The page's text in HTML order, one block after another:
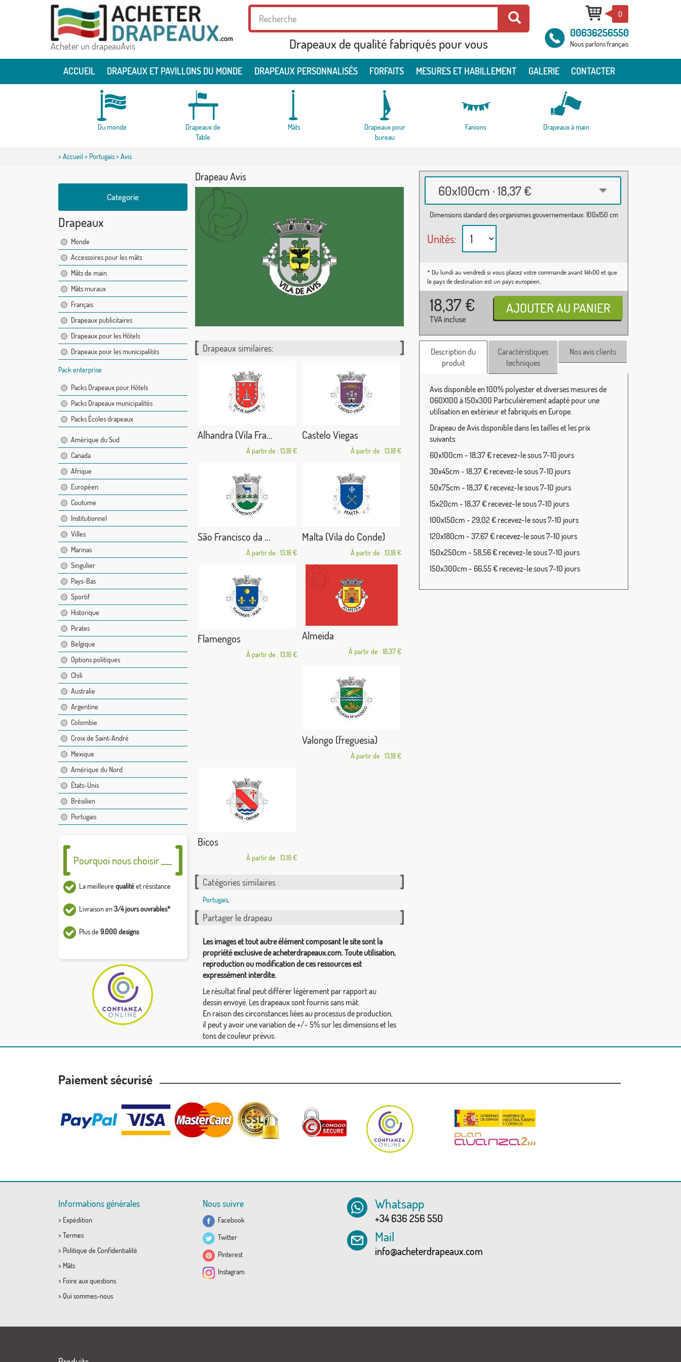
Acheter un drapeauAvis Drapeaux de qualité fabriqués pour vous
0
00636256550
Nous parlons français
ACCUEIL DRAPEAUX ET PAVILLONS DU MONDE DRAPEAUX PERSONNALISÉS FORFAITS MESURES ET HABILLEMENT GALERIE CONTACTER
Du monde
Drapeaux de
Table
Mâts
Drapeaux pour
bureau
Fanions Drapeaux à main
>Accueil> Portugais> Avis
Categorie
Drapeaux
Monde
Accessoires pour les mâts
Mâts de main
Mâts muraux
Français
Drapeaux publicitaires
Drapeaux pour les Hôtels
Drapeaux pour les municipalités
Pack enterprise
Packs Drapeaux pour Hôtels
Packs Drapeaux municipalités
Packs Écoles drapeaux
Amérique du Sud
Canada
Afrique
Européen
Coutume
Institutionnel
Villes
Marinas
Singulier
Pays-Bas
Sportif
Historique
Pirates
Belgique
Options politiques
Chili
Australie
Argentine
Colombie
Croix de Saint-André
Mexique
Amérique du Nord
États-Unis
Brésilien
Portugais
Pourquoi nous choisir ___
La meilleure qualitéet résistance
Livraison en3/4 jours ouvrables*
Plus de 9.000 designs
Drapeau Avis
60x100cm · 18,37 €
Dimensions standard des organismes gouvernementaux: 100x150 cm
Unités:
* Du lundi au vendredi si vous placez votre commande avant 14h00 et que
le pays de destination est un pays européen..
18,37 €
TVA incluse
Drapeaux similaires:
Alhandra (Vila Fra...
À partir de : 13,18 €
Castelo Viegas
À partir de : 13,18 €
São Francisco da ...
À partir de : 13,18 €
Malta (Vila do Conde)
À partir de : 13,18 €
Flamengos
À partir de : 13,18 €
Almeida
À partir de : 18,37 €
Valongo (freguesia)
À partir de : 13,18 €
Bicos
À partir de : 13,18 €
Catégories similaires :
Portugais,
Partager le drapeau
Les images et tout autre élément composant le site sont la
propriété exclusive de acheterdrapeaux.com. Toute utilisation,
reproduction ou modification de ces ressources est
expressément interdite.
Le résultat final peut différer légèrement par rapport au
dessin envoyé. Les drapeaux sont fournis sans mât.
En raison des circonstances liées au processus de production,
il peut y avoir une variation de +/- 5% sur les dimensions et les
tons de couleur prévus.
Description du
produit
Caractéristiques
techniques
Nos avis clients
Avis disponible en 100% polyester et diverses mesures de
060X100 à 150x300 Particulièrement adapté pour une
utilisation en extérieur et fabriqués en Europe.
Drapeau de Avis disponible dans les tailles et les prix
suivants:
60x100cm - 18,37 € recevez-le sous 7-10 jours
30x45cm - 18,37 € recevez-le sous 7-10 jours
50x75cm - 18,37 € recevez-le sous 7-10 jours
15x20cm - 18,37 € recevez-le sous 7-10 jours
100x150cm - 29,02 € recevez-le sous 7-10 jours
120x180cm - 37,67 € recevez-le sous 7-10 jours
150x250cm - 58,56 € recevez-le sous 7-10 jours
150x300cm - 66,55 € recevez-le sous 7-10 jours
Paiement sécurisé
Informations générales
> Expédition
> Termes
> Politique de Confidentialité
> Mâts
> Foire aux questions
> Qui sommes-nous
Nous suivre
Facebook
Twitter
Pinterest
Instagram
Whatsapp
+34 636 256 550
Mail
info@acheterdrapeaux.com